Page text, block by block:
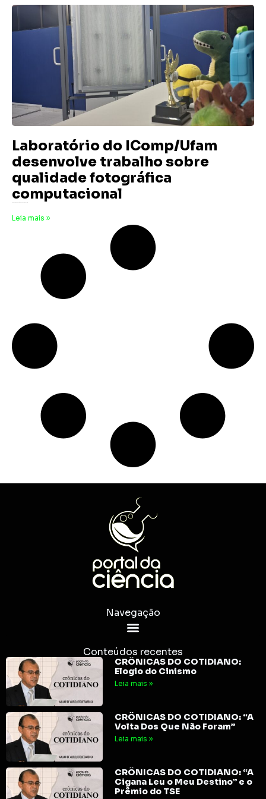
Laboratório do IComp/Ufam
desenvolve trabalho sobre
qualidade fotográfica
computacional
Leia mais »
Navegação
Conteúdos recentes
CRÔNICAS DO COTIDIANO:
Elogio do Cinismo
Leia mais »
CRÔNICAS DO COTIDIANO: “A
Volta Dos Que Não Foram”
Leia mais »
CRÔNICAS DO COTIDIANO: “A
Cigana Leu o Meu Destino” e o
Prêmio do TSE